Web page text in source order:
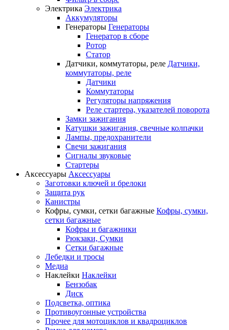
Электрика Электрика
Аккумуляторы
Генераторы Генераторы
Генератор в сборе
Ротор
Статор
Датчики, коммутаторы, реле Датчики,
коммутаторы, реле
Датчики
Коммутаторы
Регуляторы напряжения
Реле стартера, указателей поворота
Замки зажигания
Катушки зажигания, свечные колпачки
Лампы, предохранители
Свечи зажигания
Сигналы звуковые
Стартеры
Аксессуары Аксессуары
Заготовки ключей и брелоки
Защита рук
Канистры
Кофры, сумки, сетки багажные Кофры, сумки,
сетки багажные
Кофры и багажники
Рюкзаки, Сумки
Сетки багажные
Лебедки и тросы
Медиа
Наклейки Наклейки
Бензобак
Диск
Подсветка, оптика
Противоугонные устройства
Прочее для мотоциклов и квадроциклов